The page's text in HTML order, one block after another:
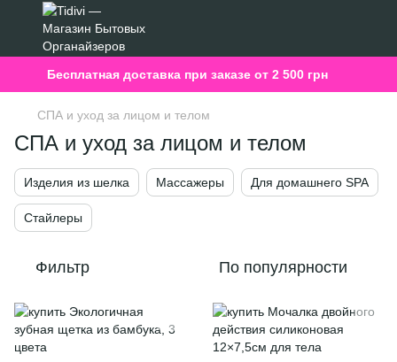
Бесплатная доставка при заказе от 2 500 грн
СПА и уход за лицом и телом
СПА и уход за лицом и телом
Изделия из шелка Массажеры Для домашнего SPA
Стайлеры
Фильтр По популярности